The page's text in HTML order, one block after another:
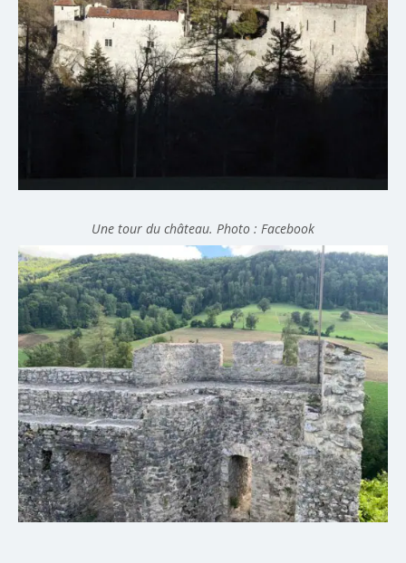
Une tour du château. Photo : Facebook